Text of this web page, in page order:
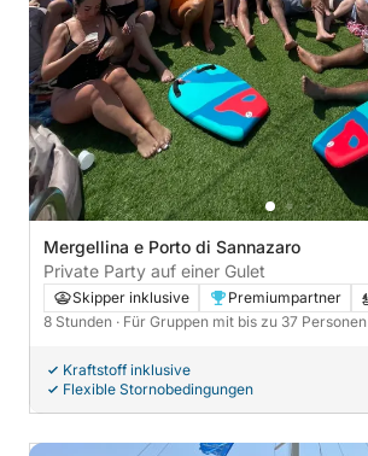
Mergellina e Porto di Sannazaro
Private Party auf einer Gulet
Skipper inklusive Premiumpartner
8 Stunden · Für Gruppen mit bis zu 37 Personen
Kraftstoff inklusive
Flexible Stornobedingungen